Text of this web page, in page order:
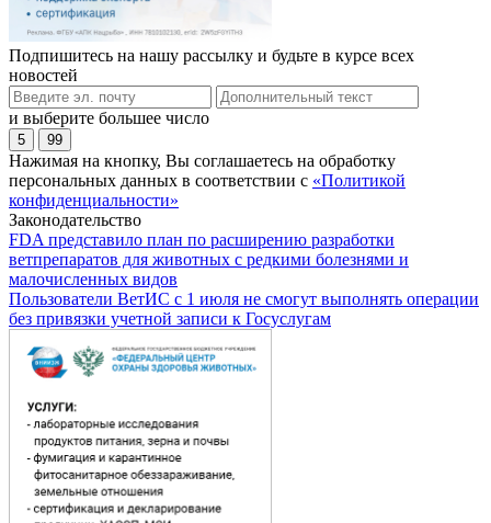
Подпишитесь на нашу рассылку и будьте в курсе всех
новостей
и выберите большее число
5 99
Нажимая на кнопку, Вы соглашаетесь на обработку
персональных данных в соответствии с «Политикой
конфиденциальности»
Законодательство
FDA представило план по расширению разработки
ветпрепаратов для животных с редкими болезнями и
малочисленных видов
Пользователи ВетИС с 1 июля не смогут выполнять операции
без привязки учетной записи к Госуслугам